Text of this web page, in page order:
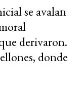
se avalan
derivaron.
donde